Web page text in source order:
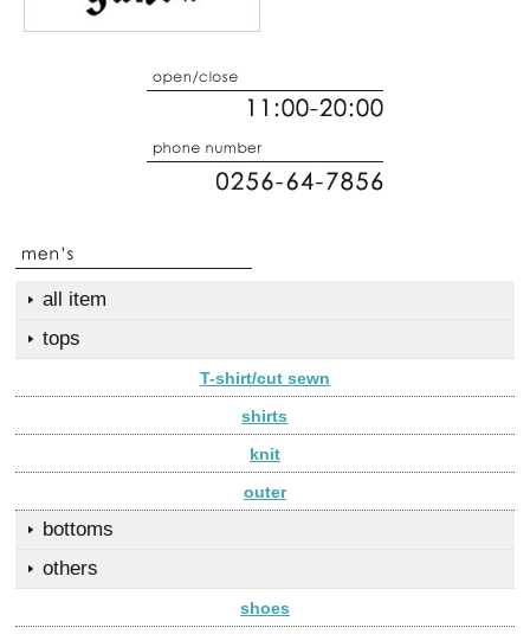
all item
tops
T-shirt/cut sewn
shirts
knit
outer
bottoms
others
shoes